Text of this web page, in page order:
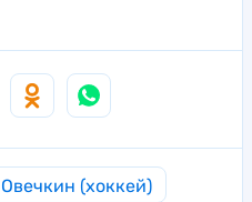
(хоккей)